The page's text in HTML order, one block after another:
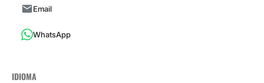
Email
WhatsApp
IDIOMA